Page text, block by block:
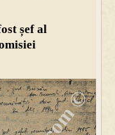
șef al